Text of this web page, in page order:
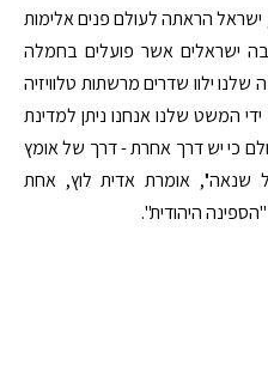
הראתה לעולם פנים אלימות
ישראלים אשר פועלים בחמלה
ילוו שדרים מרשתות טלוויזיה
המשט שלנו אנחנו ניתן למדינת
כי יש דרך אחרת - דרך של אומץ
שנאה'', אומרת אדית לוץ, אחת
היהודית".